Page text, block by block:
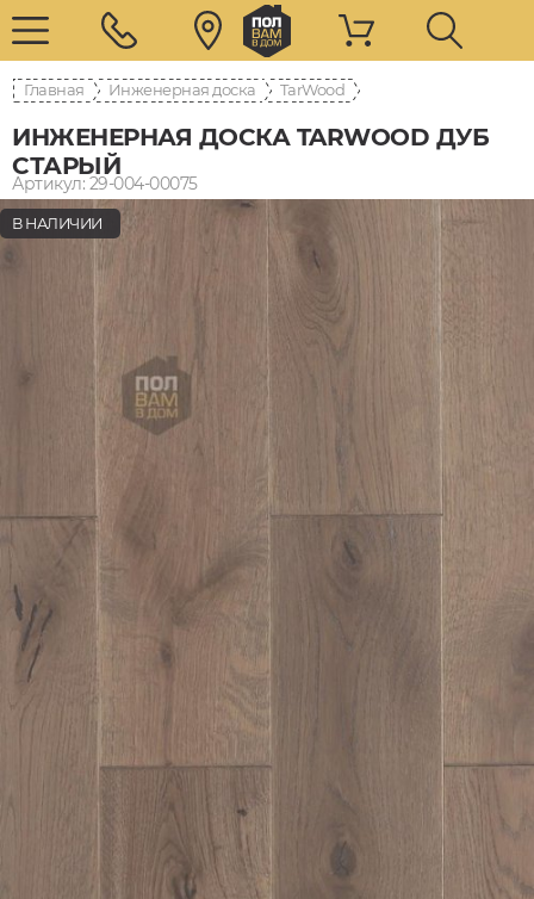
Главная Инженерная доска TarWood
ИНЖЕНЕРНАЯ ДОСКА TARWOOD ДУБ
СТАРЫЙ
Артикул: 29-004-00075
В НАЛИЧИИ